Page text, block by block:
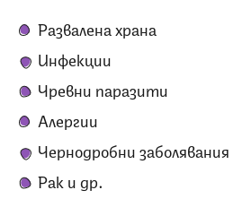
Развалена храна
Инфекции
Чревни паразити
Алергии
Чернодробни заболявания
Рак и др.